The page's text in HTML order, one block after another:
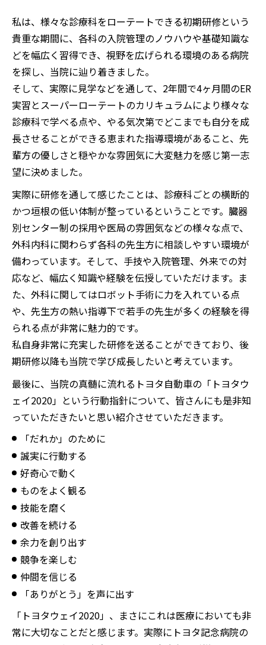
私は、様々な診療科をローテートできる初期研修という
貴重な期間に、各科の入院管理のノウハウや基礎知識な
どを幅広く習得でき、視野を広げられる環境のある病院
を探し、当院に辿り着きました。
そして、実際に見学などを通して、2年間で4ヶ月間のER
実習とスーパーローテートのカリキュラムにより様々な
診療科で学べる点や、やる気次第でどこまでも自分を成
長させることができる恵まれた指導環境があること、先
輩方の優しさと穏やかな雰囲気に大変魅力を感じ第一志
望に決めました。
実際に研修を通して感じたことは、診療科ごとの横断的
かつ垣根の低い体制が整っているということです。臓器
別センター制の採用や医局の雰囲気などの様々な点で、
外科内科に関わらず各科の先生方に相談しやすい環境が
備わっています。そして、手技や入院管理、外来での対
応など、幅広く知識や経験を伝授していただけます。ま
た、外科に関してはロボット手術に力を入れている点
や、先生方の熱い指導下で若手の先生が多くの経験を得
られる点が非常に魅力的です。
私自身非常に充実した研修を送ることができており、後
期研修以降も当院で学び成長したいと考えています。
最後に、当院の真髄に流れるトヨタ自動車の「トヨタウ
ェイ2020」という行動指針について、皆さんにも是非知
っていただきたいと思い紹介させていただきます。
「だれか」のために
誠実に行動する
好奇心で動く
ものをよく観る
技能を磨く
改善を続ける
余力を創り出す
競争を楽しむ
仲間を信じる
「ありがとう」を声に出す
「トヨタウェイ2020」、まさにこれは医療においても非
常に大切なことだと感じます。実際にトヨタ記念病院の